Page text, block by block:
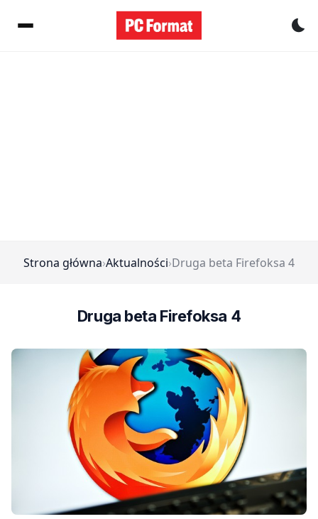
Strona główna›Aktualności›Druga beta Firefoksa 4
Druga beta Firefoksa 4